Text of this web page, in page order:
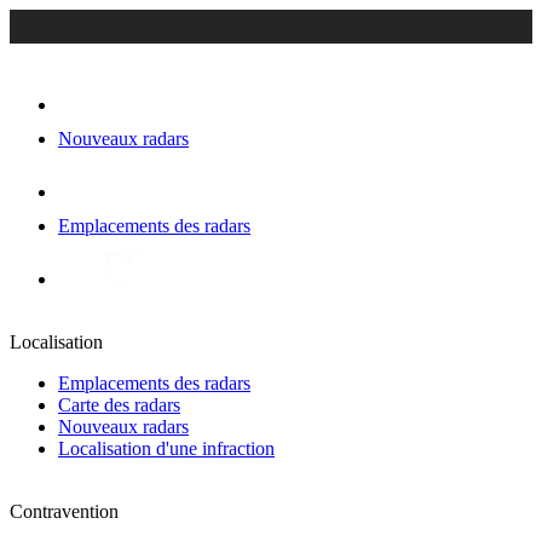
Nouveaux radars
Emplacements des radars
Localisation
Emplacements des radars
Carte des radars
Nouveaux radars
Localisation d'une infraction
Contravention